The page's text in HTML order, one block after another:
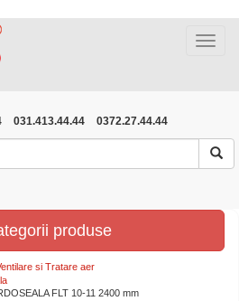
Toggle
031.413.44.44 0372.27.44.44
produse
si Tratare aer
FLT 10-11 2400 mm